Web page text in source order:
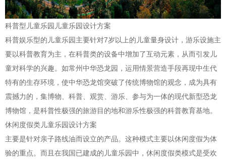
科普型儿童乐园儿童乐园设计方案
科普娱乐型的儿童乐园主要针对7岁以上的儿童量身设计，游乐设施主
要以科普教育为主，在科普类的设备中增加了互动元素，从而引发儿
童对科学的兴趣。如常州中华恐龙园，运用情景营造手段再现中生代
特有的生存环境，使中华恐龙馆突破了传统博物馆的观念，成为具有
震撼力的，集博物、科普、观赏、游乐、参与为一体的现代新型恐龙
博物馆，是科普性极强的旅游目的地和游乐性极强的科普教育基地。
休闲度假类儿童乐园设计方案
主要是针对亲子路线油而设立的产品。这种模式主要以休闲度假为体
验的重点。而且在我国已建成的儿童乐园中，休闲度假类模式是受欢